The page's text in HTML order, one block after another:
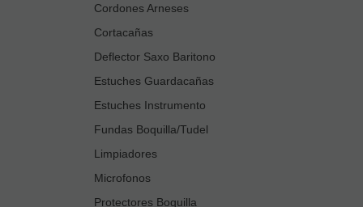
Cordones Arneses
Cortacañas
Deflector Saxo Baritono
Estuches Guardacañas
Estuches Instrumento
Fundas Boquilla/Tudel
Limpiadores
Microfonos
Protectores Boquilla